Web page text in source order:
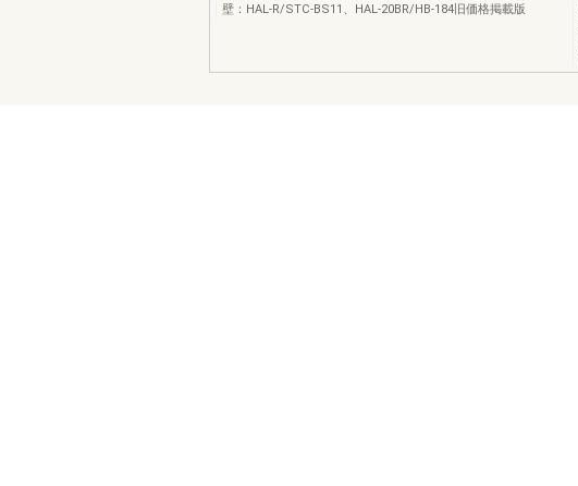
壁：HAL‐R/STC‐BS11、HAL‐20BR/HB‐184旧価格掲載版